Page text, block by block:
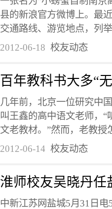
县的新浪官方微博上。最
交通路线、游览地点，列
2012-06-18 校友动态
百年教科书大多“
几年前，北京一位研究中
叫王鑫的高中语文老师，
文老教材。”然而，老教授
2012-06-14 校友动态
淮师校友吴晓丹任
中新江苏网盐城5月31日